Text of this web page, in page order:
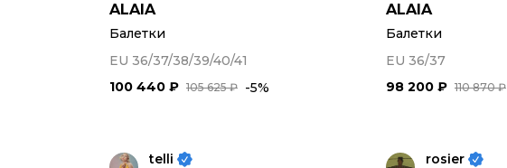
ALAIA
Балетки
EU 36/37/38/39/40/41
105 625 ₽
100 440 ₽ -5%
ALAIA
Балетки
EU 36/37
110 870 ₽
98 200 ₽
telli rosier